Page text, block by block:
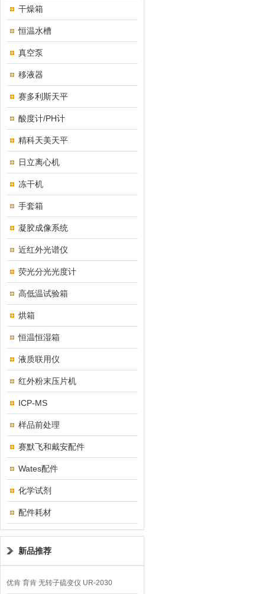
干燥箱
恒温水槽
真空泵
移液器
赛多利斯天平
酸度计/PH计
精科天美天平
日立离心机
冻干机
手套箱
凝胶成像系统
近红外光谱仪
荧光分光光度计
高低温试验箱
烘箱
恒温恒湿箱
液质联用仪
红外粉末压片机
ICP-MS
样品前处理
赛默飞和戴安配件
Wates配件
化学试剂
配件耗材
新品推荐
优肯 育肯 无转子硫变仪 UR-2030